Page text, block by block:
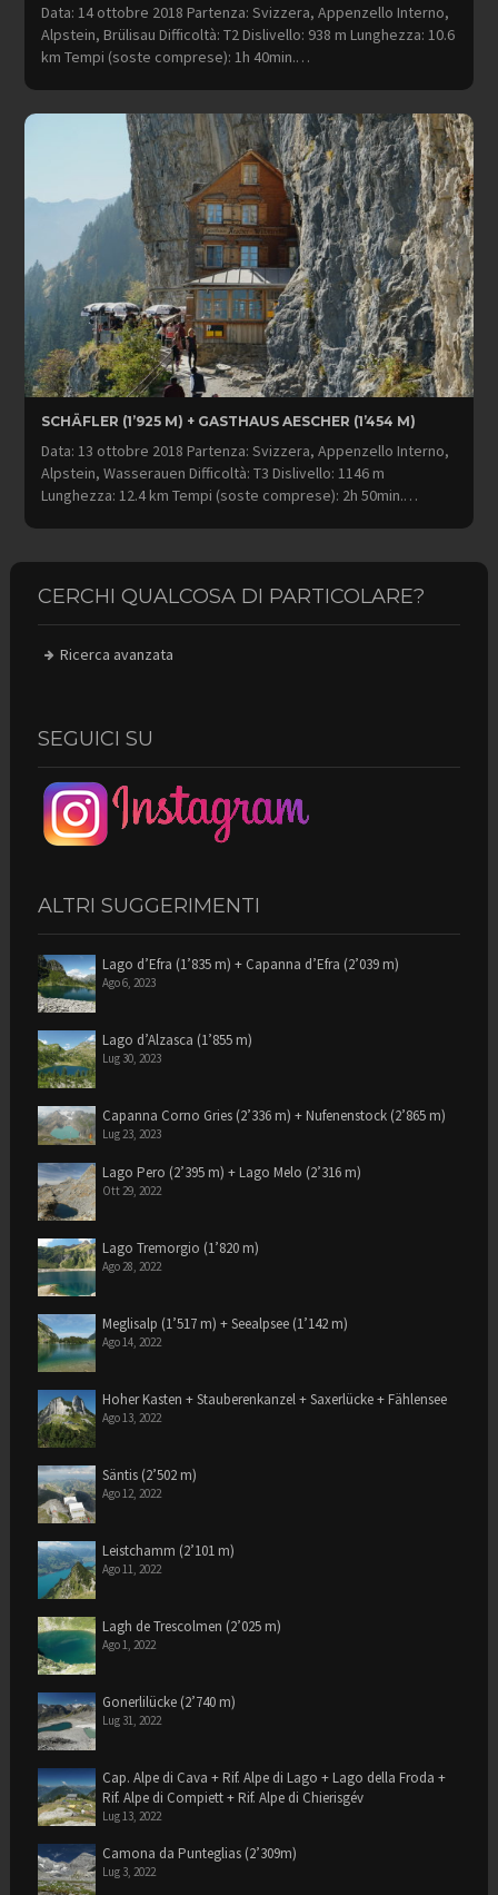
Data: 14 ottobre 2018 Partenza: Svizzera, Appenzello Interno,
Alpstein, Brülisau Difficoltà: T2 Dislivello: 938 m Lunghezza: 10.6
km Tempi (soste comprese): 1h 40min.…
SCHÄFLER (1’925 M) + GASTHAUS AESCHER (1’454 M)
Data: 13 ottobre 2018 Partenza: Svizzera, Appenzello Interno,
Alpstein, Wasserauen Difficoltà: T3 Dislivello: 1146 m
Lunghezza: 12.4 km Tempi (soste comprese): 2h 50min.…
CERCHI QUALCOSA DI PARTICOLARE?
Ricerca avanzata
SEGUICI SU
ALTRI SUGGERIMENTI
Lago d’Efra (1’835 m) + Capanna d’Efra (2’039 m)
Ago 6, 2023
Lago d’Alzasca (1’855 m)
Lug 30, 2023
Capanna Corno Gries (2’336 m) + Nufenenstock (2’865 m)
Lug 23, 2023
Lago Pero (2’395 m) + Lago Melo (2’316 m)
Ott 29, 2022
Lago Tremorgio (1’820 m)
Ago 28, 2022
Meglisalp (1’517 m) + Seealpsee (1’142 m)
Ago 14, 2022
Hoher Kasten + Stauberenkanzel + Saxerlücke + Fählensee
Ago 13, 2022
Säntis (2’502 m)
Ago 12, 2022
Leistchamm (2’101 m)
Ago 11, 2022
Lagh de Trescolmen (2’025 m)
Ago 1, 2022
Gonerlilücke (2’740 m)
Lug 31, 2022
Cap. Alpe di Cava + Rif. Alpe di Lago + Lago della Froda +
Rif. Alpe di Compiett + Rif. Alpe di Chierisgév
Lug 13, 2022
Camona da Punteglias (2’309m)
Lug 3, 2022